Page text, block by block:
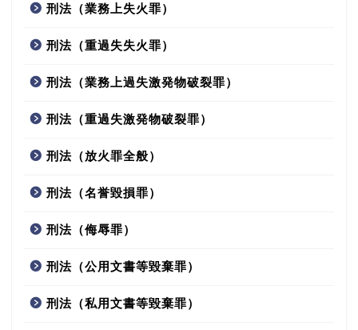
刑法（業務上失火罪）
刑法（重過失失火罪）
刑法（業務上過失激発物破裂罪）
刑法（重過失激発物破裂罪）
刑法（放火罪全般）
刑法（名誉毀損罪）
刑法（侮辱罪）
刑法（公用文書等毀棄罪）
刑法（私用文書等毀棄罪）